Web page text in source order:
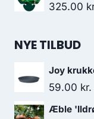
325.00
NYE TILBUD
Joy
59.00 kr.
Æble